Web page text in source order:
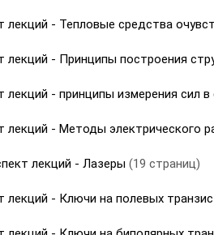
лекций - Тепловые средства
лекций - Принципы построения
лекций - принципы измерения сил
лекций - Методы электрического
лекций - Лазеры (19 страниц)
лекций - Ключи на полевых